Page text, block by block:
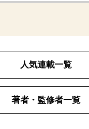
人気連載一覧
著者・監修者一覧